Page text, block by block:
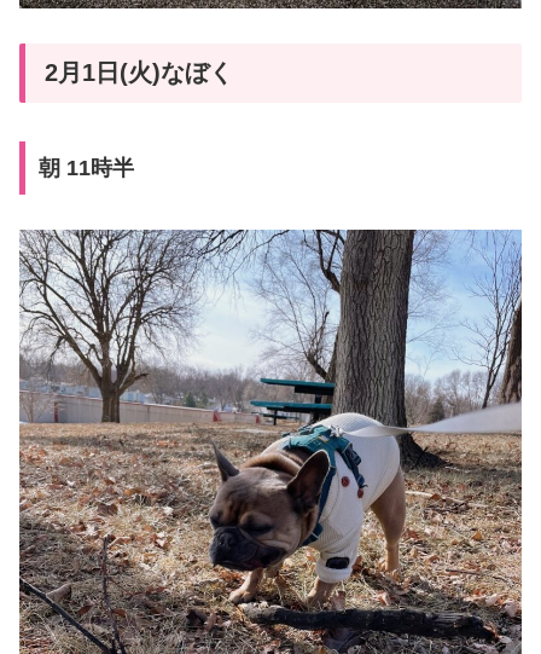
2月1日(火)なぼく
朝 11時半